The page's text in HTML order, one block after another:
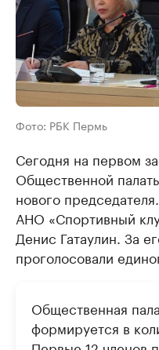
Фото: РБК Пермь
Сегодня на первом
Общественной
нового
АНО «Спортивный
Денис Гатаулин. За
проголосовали
Общественная
формируется в